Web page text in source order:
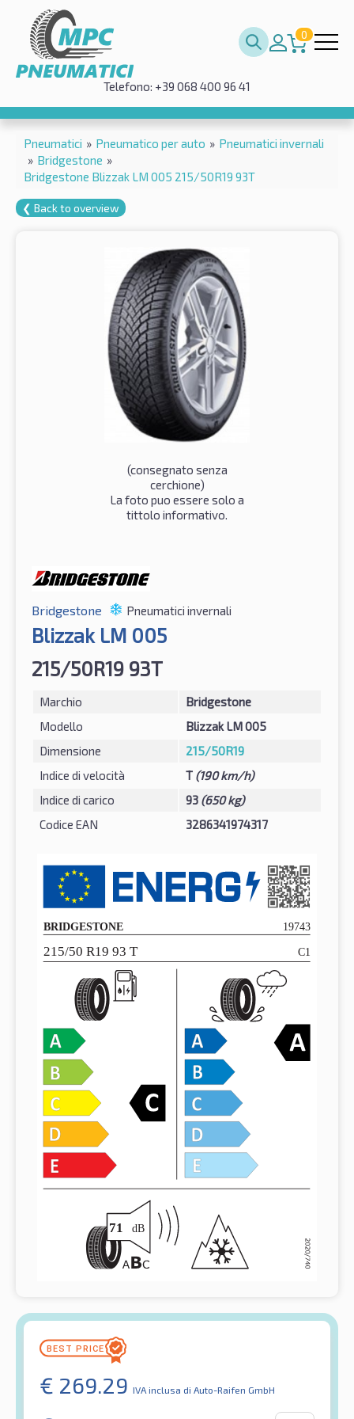
0
Telefono: +39 068 400 96 41
Pneumatici » Pneumatico per auto » Pneumatici invernali
» Bridgestone »
Bridgestone Blizzak LM 005 215/50R19 93T
❮ Back to overview
(consegnato senza
cerchione)
La foto puo essere solo a
tittolo informativo.
Bridgestone Pneumatici invernali
Blizzak LM 005
215/50R19 93T
Marchio
Bridgestone
Modello
Blizzak LM 005
Dimensione
215/50R19
Indice di velocità
T (190 km/h)
Indice di carico
93 (650 kg)
Codice EAN
3286341974317
€ 269.29 IVA inclusa di Auto-Raifen GmbH